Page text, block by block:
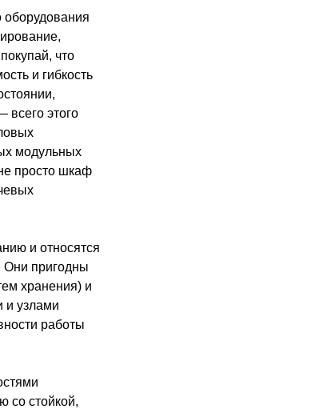
оборудования
что
и гибкость
всего этого
модульных
просто шкаф
и относятся
Они пригодны
хранения) и
и узлами
работы
со стойкой,